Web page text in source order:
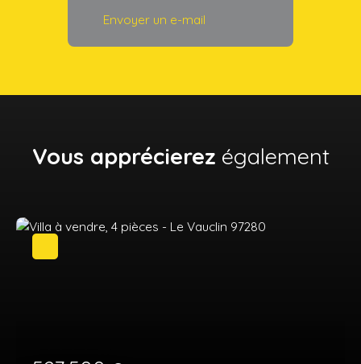
Envoyer un e-mail
Vous apprécierez également